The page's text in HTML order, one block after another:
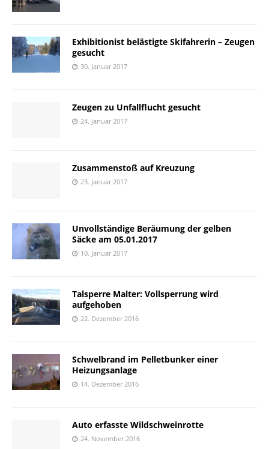
Exhibitionist belästigte Skifahrerin – Zeugen
gesucht
30. Januar 2017
Zeugen zu Unfallflucht gesucht
24. Januar 2017
Zusammenstoß auf Kreuzung
23. Januar 2017
Unvollständige Beräumung der gelben
Säcke am 05.01.2017
10. Januar 2017
Talsperre Malter: Vollsperrung wird
aufgehoben
22. Dezember 2016
Schwelbrand im Pelletbunker einer
Heizungsanlage
14. Dezember 2016
Auto erfasste Wildschweinrotte
24. November 2016